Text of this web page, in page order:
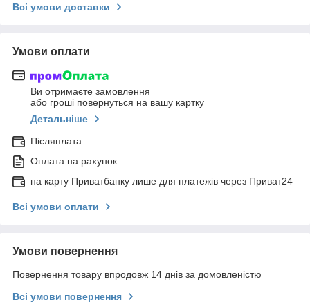
Всі умови доставки
Умови оплати
Ви отримаєте замовлення
або гроші повернуться на вашу картку
Детальніше
Післяплата
Оплата на рахунок
на карту Приватбанку лише для платежів через Приват24
Всі умови оплати
Умови повернення
Повернення товару впродовж 14 днів за домовленістю
Всі умови повернення